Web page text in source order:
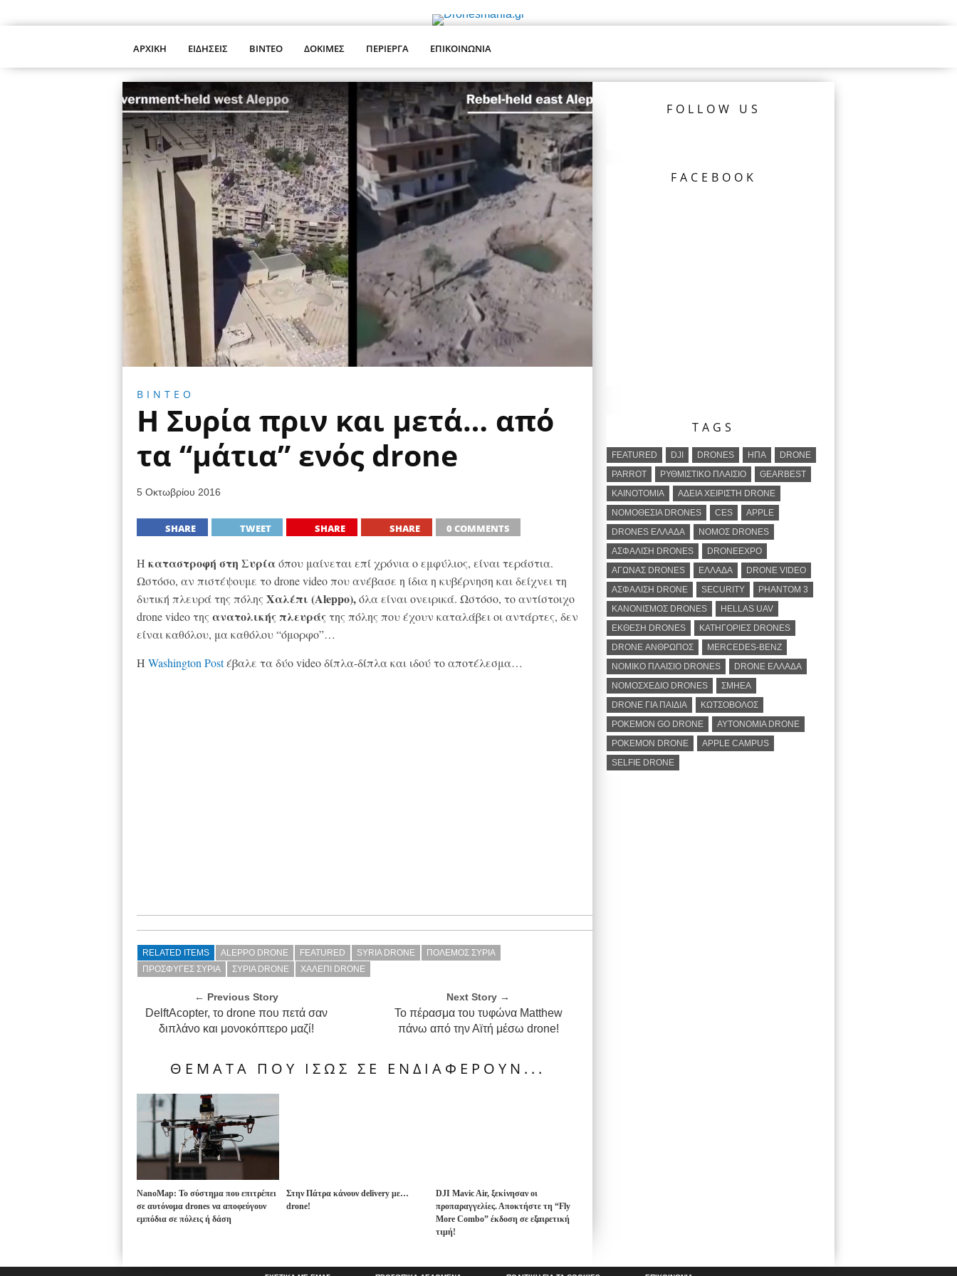
ΑΡΧΙΚΗ ΕΙΔΗΣΕΙΣ ΒΙΝΤΕΟ ΔΟΚΙΜΕΣ ΠΕΡΙΕΡΓΑ ΕΠΙΚΟΙΝΩΝΙΑ
ΒΙΝΤΕΟ
Η Συρία πριν και μετά… από
τα “μάτια” ενός drone
5 Οκτωβρίου 2016
SHARE TWEET SHARE SHARE 0 COMMENTS
Η καταστροφή στη Συρίαόπου μαίνεται επί χρόνια ο εμφύλιος, είναι τεράστια.
Ωστόσο, αν πιστέψουμε το drone video που ανέβασε η ίδια η κυβέρνηση και δείχνει τη
δυτική πλευρά της πόλης Χαλέπι (Aleppo),όλα είναι ονειρικά. Ωστόσο, το αντίστοιχο
drone video της ανατολικής πλευράςτης πόλης που έχουν καταλάβει οι αντάρτες, δεν
είναι καθόλου, μα καθόλου “όμορφο”…
Η Washington Postέβαλε τα δύο video δίπλα-δίπλα και ιδού το αποτέλεσμα…
RELATED ITEMS ALEPPO DRONE FEATURED SYRIA DRONE
ΠΟΛΕΜΟΣ ΣΥΡΙΑ
ΠΡΟΣΦΥΓΕΣ ΣΥΡΙΑ
ΣΥΡΙΑ DRONE ΧΑΛΕΠΙ DRONE
← Previous Story
DelftAcopter, το drone που πετά σαν
διπλάνο και μονοκόπτερο μαζί!
Next Story →
Το πέρασμα του τυφώνα Matthew
πάνω από την Αϊτή μέσω drone!
ΘΕΜΑΤΑ ΠΟΥ ΙΣΩΣ ΣΕ ΕΝΔΙΑΦΕΡΟΥΝ...
NanoMap: Το σύστημα που επιτρέπει
σε αυτόνομα drones να αποφεύγουν
εμπόδια σε πόλεις ή δάση
Στην Πάτρα κάνουν delivery με…
drone!
DJI Mavic Air, ξεκίνησαν οι
προπαραγγελίες. Αποκτήστε τη “Fly
More Combo” έκδοση σε εξαιρετική
τιμή!
FOLLOW US
FACEBOOK
TAGS
FEATURED DJI DRONES ΗΠΑ
DRONE
PARROT
ΡΥΘΜΙΣΤΙΚΟ ΠΛΑΙΣΙΟ
GEARBEST
ΚΑΙΝΟΤΟΜΙΑ
ΑΔΕΙΑ ΧΕΙΡΙΣΤΗ DRONE
ΝΟΜΟΘΕΣΙΑ DRONES
CES
APPLE
DRONES ΕΛΛΑΔΑ
ΝΟΜΟΣ DRONES
ΑΣΦΑΛΙΣΗ DRONES
DRONEEXPO
ΑΓΩΝΑΣ DRONES
ΕΛΛΑΔΑ
DRONE VIDEO
ΑΣΦΑΛΙΣΗ DRONE
SECURITY
PHANTOM 3
ΚΑΝΟΝΙΣΜΟΣ DRONES
HELLAS UAV
ΕΚΘΕΣΗ DRONES
ΚΑΤΗΓΟΡΙΕΣ DRONES
DRONE ΑΝΘΡΩΠΟΣ
MERCEDES-BENZ
ΝΟΜΙΚΟ ΠΛΑΙΣΙΟ DRONES
DRONE ΕΛΛΑΔΑ
ΝΟΜΟΣΧΕΔΙΟ DRONES
ΣΜΗΕΑ
DRONE ΓΙΑ ΠΑΙΔΙΑ
ΚΩΤΣΟΒΟΛΟΣ
POKEMON GO DRONE
ΑΥΤΟΝΟΜΙΑ DRONE
POKEMON DRONE
APPLE CAMPUS
SELFIE DRONE